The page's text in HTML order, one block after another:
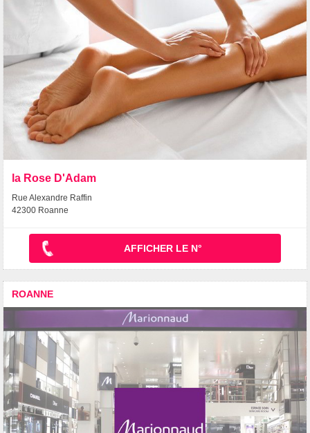
la Rose D'Adam
Rue Alexandre Raffin
42300 Roanne
AFFICHER LE N°
ROANNE